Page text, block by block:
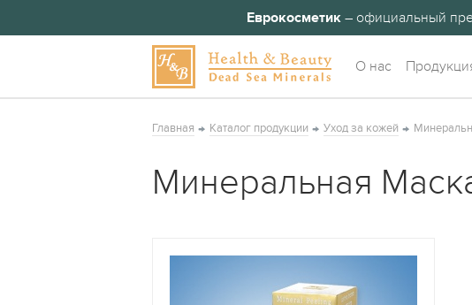
Еврокосметик– официальный
О нас
Главная Каталог продукции Уход за кожей
Минеральная